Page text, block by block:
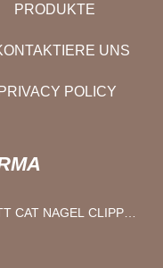
PRODUKTE
UNS
PRIVACY POLICY
CAT NAGEL CLIPPER